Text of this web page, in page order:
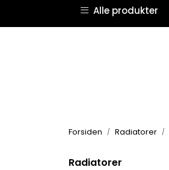
Skip to main contentAlle produkter
Forsiden Radiatorer
Radiatorer